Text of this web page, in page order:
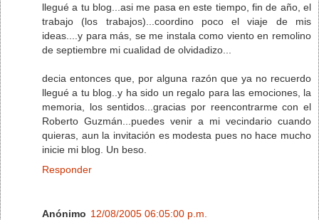
llegué a tu blog...asi me pasa en este tiempo, fin de año, el
trabajo (los trabajos)...coordino poco el viaje de mis
ideas....y para más, se me instala como viento en remolino
de septiembre mi cualidad de olvidadizo...
decia entonces que, por alguna razón que ya no recuerdo
llegué a tu blog..y ha sido un regalo para las emociones, la
memoria, los sentidos...gracias por reencontrarme con el
Roberto Guzmán...puedes venir a mi vecindario cuando
quieras, aun la invitación es modesta pues no hace mucho
inicie mi blog. Un beso.
Responder
Anónimo 12/08/2005 06:05:00 p.m.